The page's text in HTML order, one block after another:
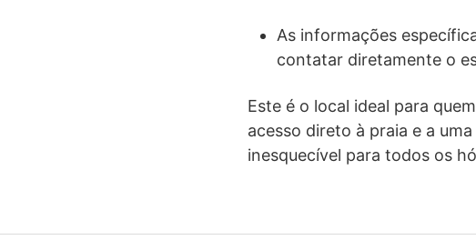
As informações
contatar diretamente o
Este é o local ideal para
acesso direto à praia e a
inesquecível para todos os